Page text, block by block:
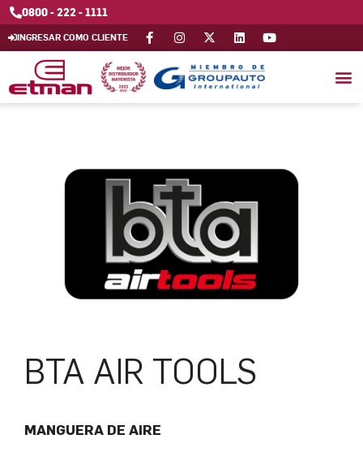
0800 - 222 - 1111
INGRESAR COMO CLIENTE
BTA AIR TOOLS
MANGUERA DE AIRE